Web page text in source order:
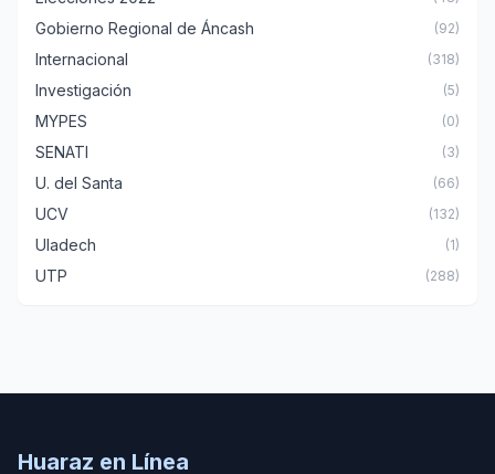
Gobierno Regional de Áncash (92)
Internacional (318)
Investigación (5)
MYPES (0)
SENATI (3)
U. del Santa (66)
UCV (132)
Uladech (1)
UTP (288)
Huaraz en Línea